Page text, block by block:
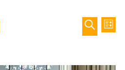
et
de
de
LISTE